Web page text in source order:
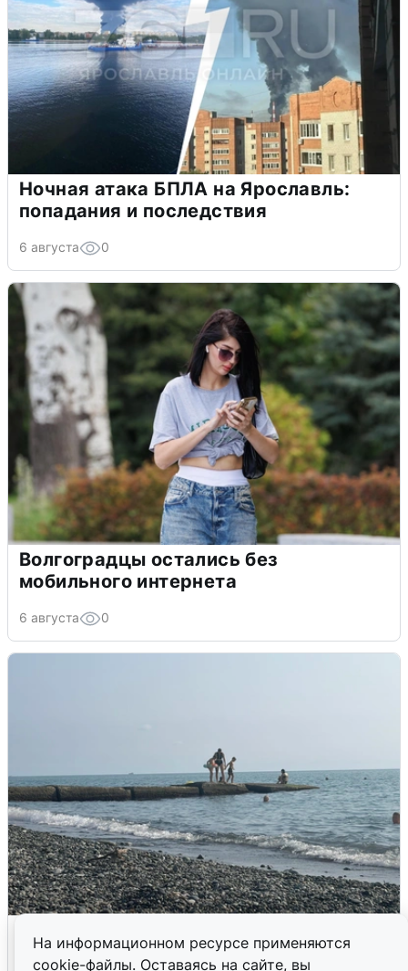
На информационном ресурсе применяются
cookie-файлы. Оставаясь на сайте, вы
Ночная атака БПЛА на Ярославль:
попадания и последствия
6 августа 0
Волгоградцы остались без
мобильного интернета
6 августа 0
6 августа 0